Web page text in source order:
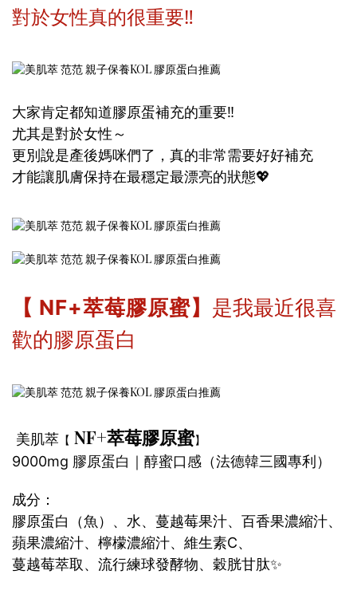
對於女性真的很重要‼️
大家肯定都知道膠原蛋補充的重要‼️
尤其是對於女性～
更別說是產後媽咪們了，真的非常需要好好補充
才能讓肌膚保持在最穩定最漂亮的狀態💖
【 NF+萃莓膠原蜜】 是我最近很喜
歡的膠原蛋白
美肌萃 【 NF+萃莓膠原蜜】
9000mg 膠原蛋白｜醇蜜口感（法德韓三國專利）
成分：
膠原蛋白（魚）、水、蔓越莓果汁、百香果濃縮汁、
蘋果濃縮汁、檸檬濃縮汁、維生素C、
蔓越莓萃取、流行練球發酵物、穀胱甘肽✨